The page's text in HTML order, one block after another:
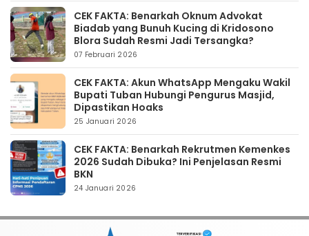
CEK FAKTA: Benarkah Oknum Advokat
Biadab yang Bunuh Kucing di Kridosono
Blora Sudah Resmi Jadi Tersangka?
07 Februari 2026
CEK FAKTA: Akun WhatsApp Mengaku Wakil
Bupati Tuban Hubungi Pengurus Masjid,
Dipastikan Hoaks
25 Januari 2026
CEK FAKTA: Benarkah Rekrutmen Kemenkes
2026 Sudah Dibuka? Ini Penjelasan Resmi
BKN
24 Januari 2026